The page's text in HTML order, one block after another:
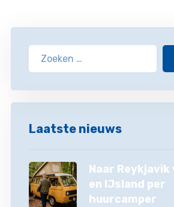
Laatste nieuws
Naar Reykjavik
en IJsland per
huurcamper